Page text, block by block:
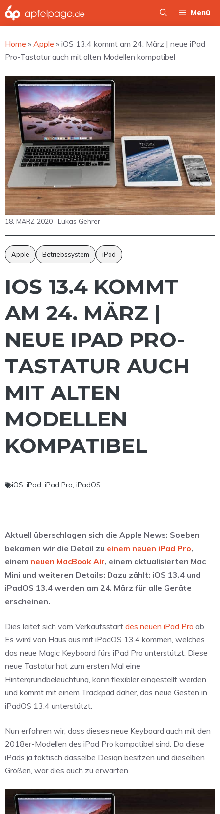
Zum
Inhalt
Menü
Home » Apple » iOS 13.4 kommt am 24. März | neue iPad
Pro-Tastatur auch mit alten Modellen kompatibel
18. MÄRZ 2020 Lukas Gehrer
Apple Betriebssystem iPad
IOS 13.4 KOMMT
AM 24. MÄRZ |
NEUE IPAD PRO-
TASTATUR AUCH
MIT ALTEN
MODELLEN
KOMPATIBEL
iOS, iPad, iPad Pro, iPadOS
Aktuell überschlagen sich die Apple News: Soeben
bekamen wir die Detail zu einem neuen iPad Pro,
einem neuen MacBook Air, einem aktualisierten Mac
Mini und weiteren Details: Dazu zählt: iOS 13.4 und
iPadOS 13.4 werden am 24. März für alle Geräte
erscheinen.
Dies leitet sich vom Verkaufsstart des neuen iPad Pro ab.
Es wird von Haus aus mit iPadOS 13.4 kommen, welches
das neue Magic Keyboard fürs iPad Pro unterstützt. Diese
neue Tastatur hat zum ersten Mal eine
Hintergrundbeleuchtung, kann flexibler eingestellt werden
und kommt mit einem Trackpad daher, das neue Gesten in
iPadOS 13.4 unterstützt.
Nun erfahren wir, dass dieses neue Keyboard auch mit den
2018er-Modellen des iPad Pro kompatibel sind. Da diese
iPads ja faktisch dasselbe Design besitzen und dieselben
Größen, war dies auch zu erwarten.